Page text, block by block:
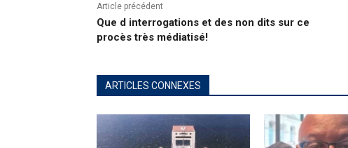
Article précédent
Que d interrogations et des non dits sur ce
procès très médiatisé!
ARTICLES CONNEXES